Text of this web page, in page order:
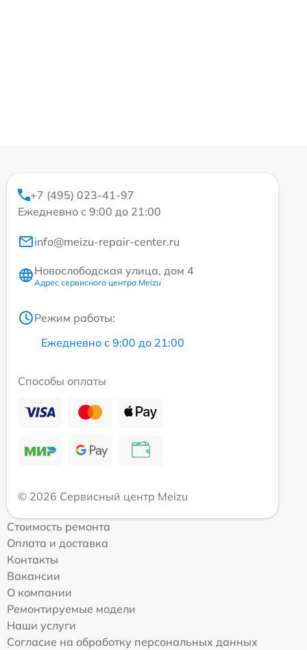
+7 (495) 023-41-97
Ежедневно с 9:00 до 21:00
info@meizu-repair-center.ru
Новослободская улица, дом 4
Адрес сервисного центра Meizu
Режим работы:
Ежедневно с 9:00 до 21:00
Способы оплаты
© 2026 Сервисный центр Meizu
Стоимость ремонта
Оплата и доставка
Контакты
Вакансии
О компании
Ремонтируемые модели
Наши услуги
Согласие на обработку персональных данных